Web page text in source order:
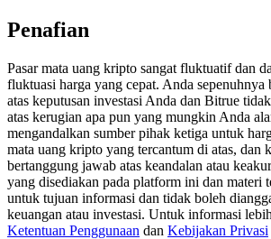
Register & Trade to Win 500,000
Precious Metals Trading Carnival
Trade Gold & Silver · 33,333 USDT
Penafian
Pasar mata uang kripto sangat fluktuatif dan
fluktuasi harga yang cepat. Anda sepenuhnya
atas keputusan investasi Anda dan Bitrue
atas kerugian apa pun yang mungkin Anda
mengandalkan sumber pihak ketiga untuk
mata uang kripto yang tercantum di atas, dan
bertanggung jawab atas keandalan atau
yang disediakan pada platform ini dan materi
untuk tujuan informasi dan tidak boleh
keuangan atau investasi. Untuk informasi
Ketentuan Penggunaan dan Kebijakan Privasi